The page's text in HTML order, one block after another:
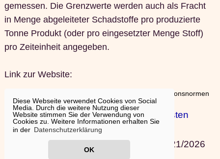
Diese Webseite verwendet Cookies von Social
Media. Durch die weitere Nutzung dieser
Website stimmen Sie der Verwendung von
Cookies zu. Weitere Informationen erhalten Sie
in der Datenschutzerklärung
OK
gemessen. Die Grenzwerte werden auch als Fracht
in Menge abgeleiteter Schadstoffe pro produzierte
Tonne Produkt (oder pro eingesetzter Menge Stoff)
pro Zeiteinheit angegeben.
Link zur Website:
: Grenzwerte für Emissionsnormen
© 2001Lexikon|Sanierungskosten
berechnen|
Nutzung/Datenschutzerklärung
02/21/2026